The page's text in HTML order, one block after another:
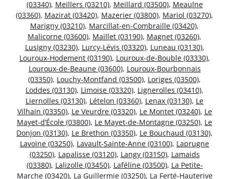
(03340), Meillers (03210), Meillard (03500), Meaulne
(03360), Mazirat (03420), Mazerier (03800), Mariol (03270),
Marigny (03210), Marcillat-en-Combraille (03420),
Malicorne (03600), Maillet (03190), Magnet (03260),
Lusigny (03230), Lurcy-Lévis (03320), Luneau (03130),
Louroux-Hodement (03190), Louroux-de-Bouble (03330),
Louroux-de-Beaune (03600), Louroux-Bourbonnais
(03350), Louchy-Montfand (03500), Loriges (03500),
Loddes (03130), Limoise (03320), Lignerolles (03410),
Liernolles (03130), Lételon (03360), Lenax (03130), Le
Vilhain (03350), Le Veurdre (03320), Le Montet (03240), Le
Mayet-d’École (03800), Le Mayet-de-Montagne (03250), Le
Donjon (03130), Le Brethon (03350), Le Bouchaud (03130),
Lavoine (03250), Lavault-Sainte-Anne (03100), Laprugne
(03250), Lapalisse (03120), Langy (03150), Lamaids
(03380), Lalizolle (03450), Laféline (03500), La Petite-
Marche (03420), La Guillermie (03250), La Ferté-Hauterive